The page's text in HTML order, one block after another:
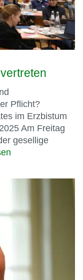
Pflicht?
im Erzbistum
Am Freitag
gesellige